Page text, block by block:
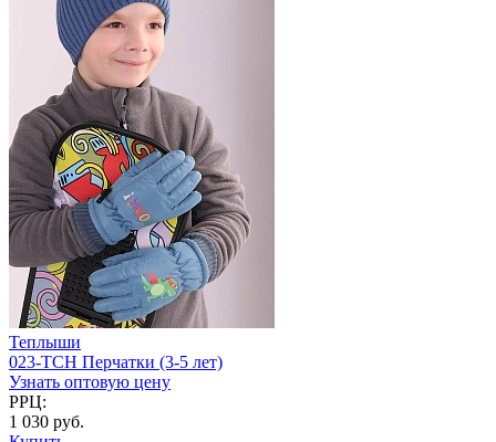
Теплыши
023-TCH Перчатки (3-5 лет)
Узнать оптовую цену
РРЦ:
1 030 руб.